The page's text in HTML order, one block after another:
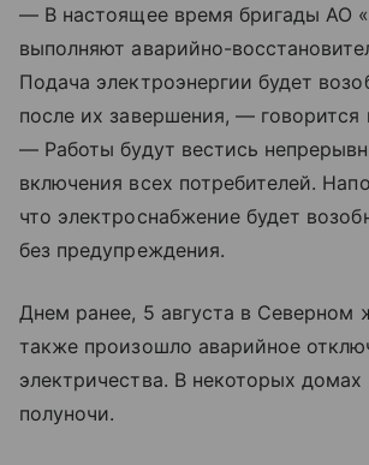
— В настоящее время бригады АО
выполняют аварийно-
Подача электроэнергии будет
после их завершения, — говорится
— Работы будут вестись
включения всех потребителей.
что электроснабжение будет
без предупреждения.
Днем ранее, 5 августа в Северном
также произошло аварийное
электричества. В некоторых домах
полуночи.